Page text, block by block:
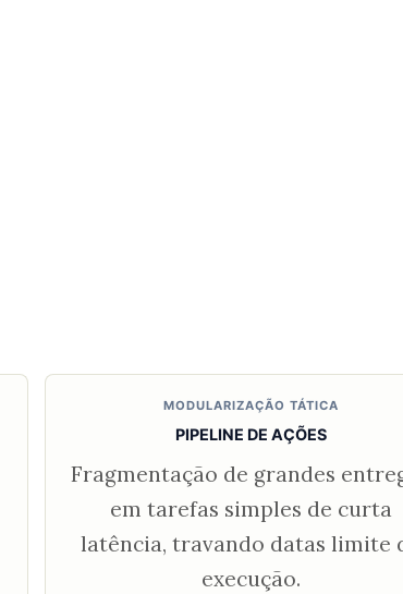
MODULARIZAÇÃO TÁTICA
PIPELINE DE AÇÕES
Fragmentação de grandes
em tarefas simples de curta
latência, travando datas limite
execução.